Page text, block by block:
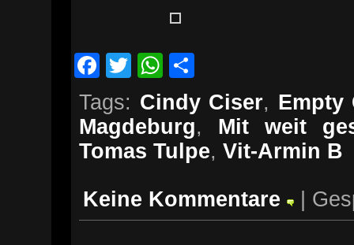
Facebook
TwitterWhatsApp
Tags: Cindy Ciser, Empty
Magdeburg, Mit weit
Tomas Tulpe, Vit-Armin B
Keine Kommentare |